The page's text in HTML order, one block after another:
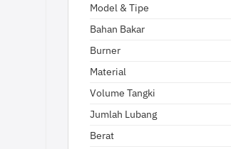
Model & Tipe
Bahan Bakar
Burner
Material
Volume Tangki
Jumlah Lubang
Berat